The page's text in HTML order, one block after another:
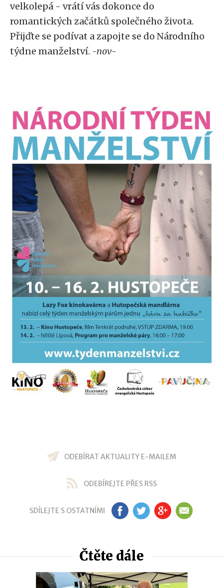
velkolepá - vrátí vás dokonce do
romantických začátků společného života.
Přijďte se podívat a zapojte se do Národního
týdne manželství. -nov-
ODEBÍRAT AKTUALITY E-MAILEM
ODEBÍREJTE PŘES RSS
SDÍLEJTE S OSTATNÍMI FB TW GP EM
Čtěte dále